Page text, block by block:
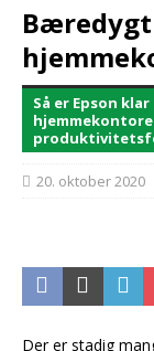
Så er Epson
20. oktober 2020
Der er stadig